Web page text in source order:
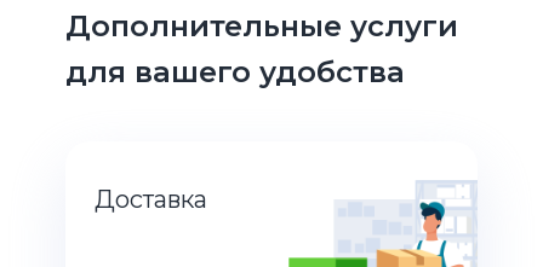
Дополнительные услуги
для вашего удобства
Доставка